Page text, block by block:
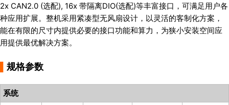
2x CAN2.0 (选配), 16x 带隔离DIO(选配)等丰富接口，可满足用户各
种应用扩展。整机采用紧凑型无风扇设计，以灵活的客制化方案，
能在有限的尺寸内提供必要的接口功能和算力，为狭小安装空间应
用提供最优解决方案。
规格参数
系统